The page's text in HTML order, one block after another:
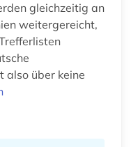
an
weitergereicht,
über keine